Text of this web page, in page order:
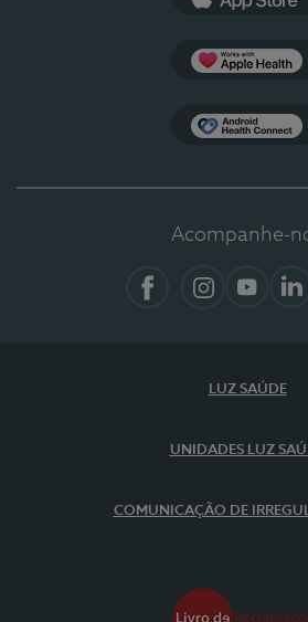
Acompanhe-
LUZ SAÚDE
UNIDADES LUZ
COMUNICAÇÃO DE